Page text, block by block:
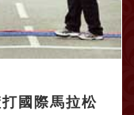
國際馬拉松